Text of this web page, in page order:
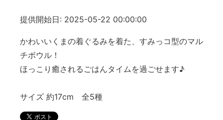
提供開始日: 2025-05-22 00:00:00
かわいいくまの着ぐるみを着た、すみっコ型のマル
チボウル！
ほっこり癒されるごはんタイムを過ごせます♪
サイズ 約17cm 全5種